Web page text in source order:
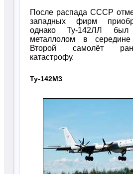
После распада СССР
западных фирм
однако Ту-142ЛЛ был
металлолом в
Второй самолёт
катастрофу.
Ту-142М3